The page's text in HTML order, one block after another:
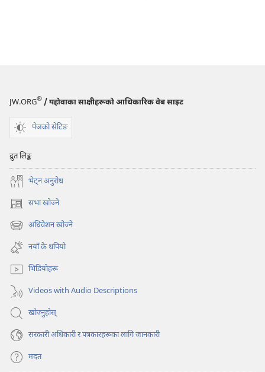
JW.ORG® / यहोवाका साक्षीहरूको आधिकारिक वेब साइट
पेजको सेटिङ
द्रुत लिङ्क
भेट्‌न अनुरोध
सभा खोज्ने
(ब्राउजरको
अर्को
ट्याबमा
नयाँ
पृष्ठ
खुल्नेछ)
अधिवेशन खोज्ने
(ब्राउजरको
अर्को
ट्याबमा
नयाँ
पृष्ठ
खुल्नेछ)
नयाँ के थपियो
भिडियोहरू
Videos with Audio Descriptions
खोज्नुहोस्‌
सरकारी अधिकारी र पत्रकारहरूका लागि जानकारी
मदत